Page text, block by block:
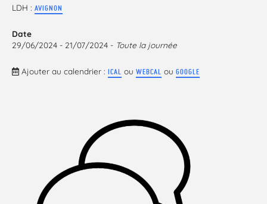
LDH : AVIGNON
Date
29/06/2024 - 21/07/2024 - Toute la journée
Ajouter au calendrier : ICAL ou WEBCAL ou GOOGLE